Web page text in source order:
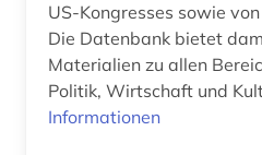
US-Kongresses sowie
Die Datenbank bietet
Materialien zu allen
Politik, Wirtschaft und
Informationen